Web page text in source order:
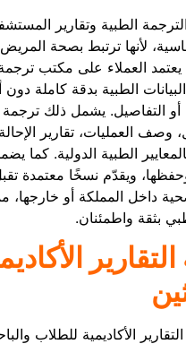
الطبية وتقارير
لأنها ترتبط بصحة
يعتمد العملاء على مكتب
الطبية بدقة كاملة
التفاصيل. يشمل ذلك ترجمة
وصف العمليات، تقارير
الطبية الدولية. كما
ويقدّم نسخًا معتمدة
داخل المملكة أو خارجها،
بثقة واطمئنان.
الأكاديمية للطلاب